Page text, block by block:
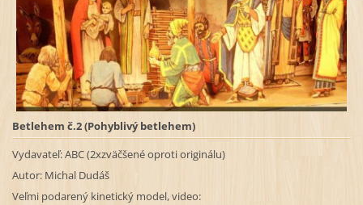
Betlehem č.2 (Pohyblivý betlehem)
Vydavateľ: ABC (2xzväčšené oproti originálu)
Autor: Michal Dudáš
Veľmi podarený kinetický model, video: